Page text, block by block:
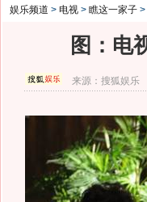
娱乐频道 > 电视 > 瞧这一家子 >
图：电
来源：搜狐娱乐